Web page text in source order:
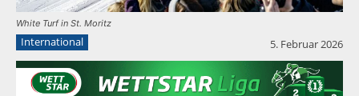
White Turf in St. Moritz
International 5. Februar 2026